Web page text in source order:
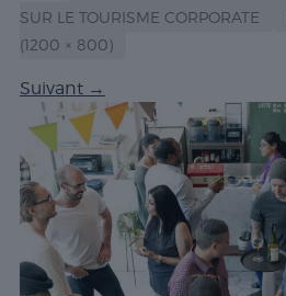
SUR LE TOURISME CORPORATE
(1200 × 800)
Suivant →